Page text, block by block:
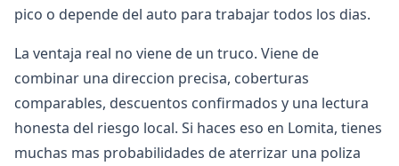
pico o depende del auto para trabajar todos los dias.
La ventaja real no viene de un truco. Viene de
combinar una direccion precisa, coberturas
comparables, descuentos confirmados y una lectura
honesta del riesgo local. Si haces eso en Lomita, tienes
muchas mas probabilidades de aterrizar una poliza